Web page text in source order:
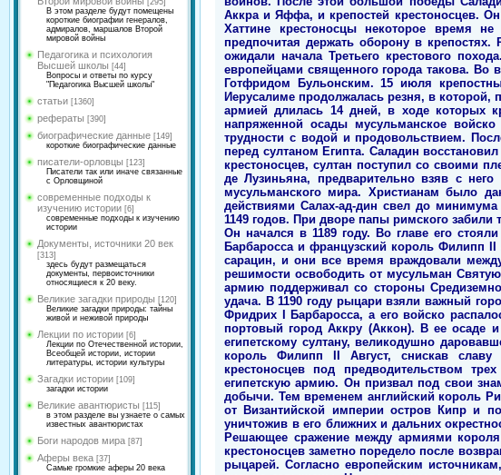
[295]
В этом разделе будут помещены
короткие биографии генералов,
адмиралов, маршалов Второй
мировой войны
Педагогика и психология
Высшей школы [44]
Вопросы и ответы по курсу
"Педагогика Высшей школы"
статьи [1360]
рефераты [390]
биографические данные [149]
короткие биографические данные
писатели-орловцы [123]
Писатели так или иначе связанные
с Орловщиной
современные подходы к
изучению истории [6]
современные подходы к изучению
истории
Документы, источники 20 век
[313]
здесь будут размещаться
документы, первоисточники
относящиеся к 20 веку.
Великие загадки природы [120]
Великие загадки природы: тайны
живой и неживой природы
Лекции по истории [6]
Лекции по Отечественной истории,
Всеобщей истории, истории
литературы, истории культуры
Загадки истории [109]
загадки истории
Великие авантюристы [115]
в этом разделе вы узнаете о самых
известных авантюристах
Боги народов мира [87]
Аферы века [37]
Самые громкие аферы 20 века
Аккра и Яффа, и крепостей крестоносцев.
Хаттине крестоносцы некоторое время
предпочитая держать оборону в
ожидали начала Третьего крестового
европейцами священного города такова. Во
Готфридом Бульонским. 15 июля
Иерусалиме продолжалась резня, в
армией длилась 14 дней, в ходе которых
напряженной осады мусульманское
трудности с водой и продовольствием.
перед султаном Египта. Саладин
крестоносцев, султан поступил со своими
де Лузиньяна, предварительно взяв с
мусульманского мира. Христианам было
действиями Салах-ад-дин свел до минимума
1149 годов. При дворе папы римского забили
Он начался в 1189 году. Во главе его
Барбаросса и французский король Филипп
сарацин, и они все время враждовали
решимости освободить от мусульман
армию поддерживал со стороны
удача. В 1190 году рыцари взяли важный
Фридрих I Барбаросса, а его войско
портовый город Аккру (Аккон). В ее осаде
египетскому султану, великодушно
король Филипп II Август, снискав
крестоносцев под предводительством
египетскую армию. Он призвал под свои
добычи. Тем временем английский король
от Византийской империи остров Кипр и
уничтожив в его ближних и дальних
Решающее сражение между армиями короля
крестоносцев заметно поредело после
рыцарей. Согласно европейским